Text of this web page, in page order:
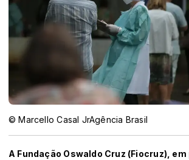
© Marcello Casal JrAgência Brasil
A Fundação Oswaldo Cruz (Fiocruz),